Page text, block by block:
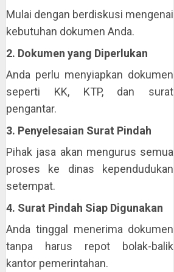
Mulai dengan berdiskusi mengenai
kebutuhan dokumen Anda.
2. Dokumen yang Diperlukan
Anda perlu menyiapkan dokumen
seperti KK, KTP, dan surat
pengantar.
3. Penyelesaian Surat Pindah
Pihak jasa akan mengurus semua
proses ke dinas kependudukan
setempat.
4. Surat Pindah Siap Digunakan
Anda tinggal menerima dokumen
tanpa harus repot bolak-balik
kantor pemerintahan.